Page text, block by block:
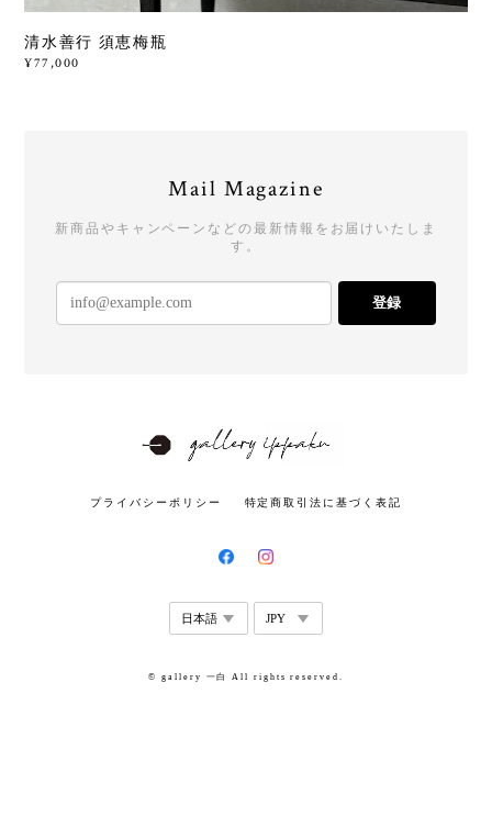
清水善行 須恵梅瓶
¥77,000
Mail Magazine
新商品やキャンペーンなどの最新情報をお届けいたしま
す。
登録
プライバシーポリシー 特定商取引法に基づく表記
© gallery 一白 All rights reserved.